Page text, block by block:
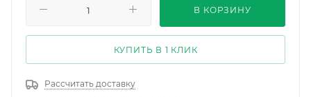
В КОРЗИНУ
КУПИТЬ В 1 КЛИК
Рассчитать доставку